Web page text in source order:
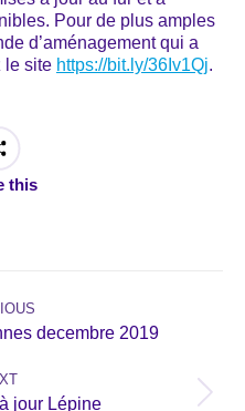
Pour de plus amples
d’aménagement qui a
le site https://bit.ly/36Iv1Qj.
this
decembre 2019
Nextjour Lépine